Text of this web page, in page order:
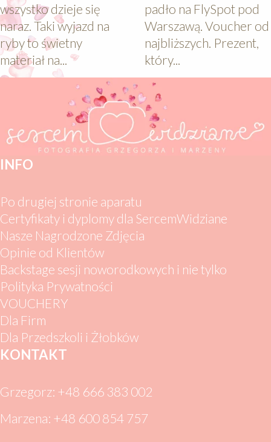
wszystko dzieje się
naraz. Taki wyjazd na
ryby to świetny
materiał na...
padło na FlySpot pod
Warszawą. Voucher od
najbliższych. Prezent,
który...
INFO
Po drugiej stronie aparatu
Certyfikaty i dyplomy dla SercemWidziane
Nasze Nagrodzone Zdjęcia
Opinie od Klientów
Backstage sesji noworodkowych i nie tylko
Polityka Prywatności
VOUCHERY
Dla Firm
Dla Przedszkoli i Żłobków
KONTAKT
Grzegorz: +48 666 383 002
Marzena: +48 600 854 757